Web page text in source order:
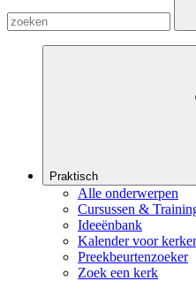
Praktisch
Alle onderwerpen
Cursussen &
Ideeënbank
Kalender voor
Preekbeurtenzoeker
Zoek een kerk